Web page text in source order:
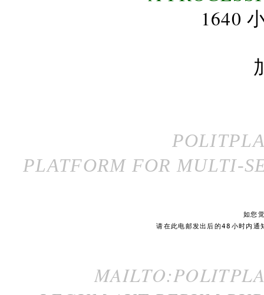
1640
PLATFORM FOR MULTI-
如您
请在此电邮发出后的48小时内通